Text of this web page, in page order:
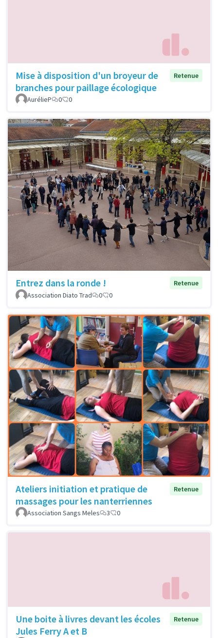
Mise à disposition d'un broyeur de
branches pour paillage écologique
Retenue
AurélieP 0 0
Entrez dans la ronde !
Retenue
Association Diato Trad
0 0
Ateliers initiation et pratique de
massages pour les nanterriennes
Retenue
Association Sangs Meles 3 0
Une boite à livres devant les écoles
Jules Ferry A et B
Retenue